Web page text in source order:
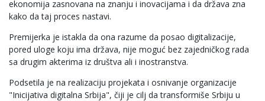
ekonomija zasnovana na znanju i inovacijama i da država zna
kako da taj proces nastavi.
Premijerka je istakla da ona razume da posao digitalizacije,
pored uloge koju ima država, nije moguć bez zajedničkog rada
sa drugim akterima iz društva ali i inostranstva.
Podsetila je na realizaciju projekata i osnivanje organizacije
"Inicijativa digitalna Srbija", čiji je cilj da transformiše Srbiju u